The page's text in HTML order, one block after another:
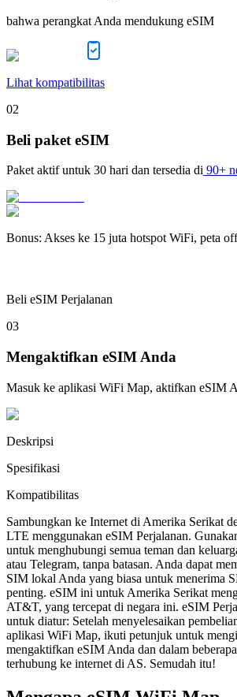
bahwa perangkat Anda mendukung eSIM
Lihat kompatibilitas
02
Beli paket eSIM
Paket aktif untuk 30 hari dan tersedia di 90+
Bonus: Akses ke 15 juta hotspot WiFi, peta
Beli eSIM Perjalanan
03
Mengaktifkan eSIM Anda
Masuk ke aplikasi WiFi Map, aktifkan eSIM
Deskripsi
Spesifikasi
Kompatibilitas
Sambungkan ke Internet di Amerika Serikat
LTE menggunakan eSIM Perjalanan.
untuk menghubungi semua teman dan
atau Telegram, tanpa batasan. Anda dapat
SIM lokal Anda yang biasa untuk menerima
penting. eSIM ini untuk Amerika Serikat
AT&T, yang tercepat di negara ini. eSIM
untuk diatur: Setelah menyelesaikan
aplikasi WiFi Map, ikuti petunjuk untuk
mengaktifkan eSIM Anda dan dalam
terhubung ke internet di AS. Semudah itu!